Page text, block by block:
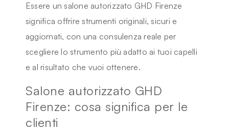
Essere un salone autorizzato GHD Firenze
significa offrire strumenti originali, sicuri e
aggiornati, con una consulenza reale per
scegliere lo strumento più adatto ai tuoi capelli
e al risultato che vuoi ottenere.
Salone autorizzato GHD
Firenze: cosa significa per le
clienti